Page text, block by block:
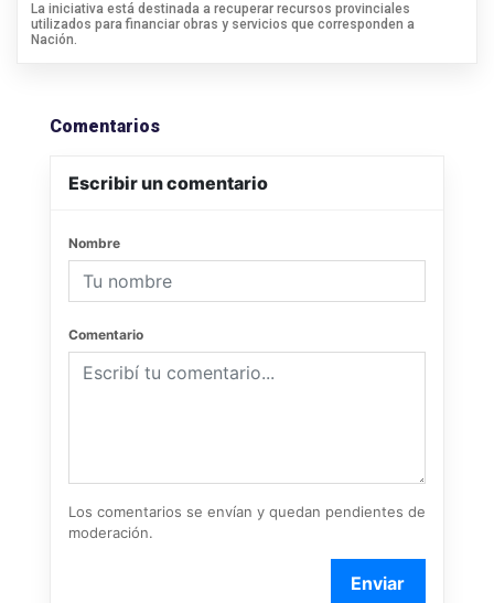
La iniciativa está destinada a recuperar recursos provinciales
utilizados para financiar obras y servicios que corresponden a
Nación.
Comentarios
Escribir un comentario
Nombre
Comentario
Los comentarios se envían y quedan pendientes de
moderación.
Enviar